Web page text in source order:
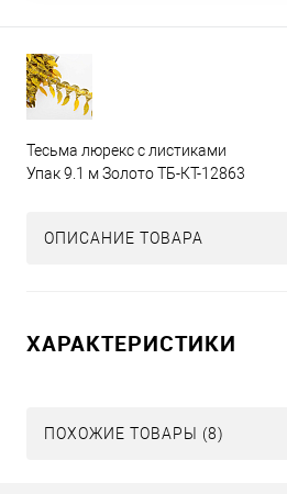
Тесьма люрекс с листиками
Упак 9.1 м Золото ТБ-КТ-12863
ОПИСАНИЕ ТОВАРА
ХАРАКТЕРИСТИКИ
ПОХОЖИЕ ТОВАРЫ (8)